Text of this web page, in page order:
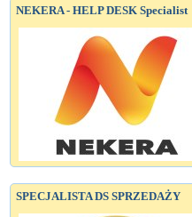
NEKERA - HELP DESK Specialist
SPECJALISTA DS SPRZEDAŻY